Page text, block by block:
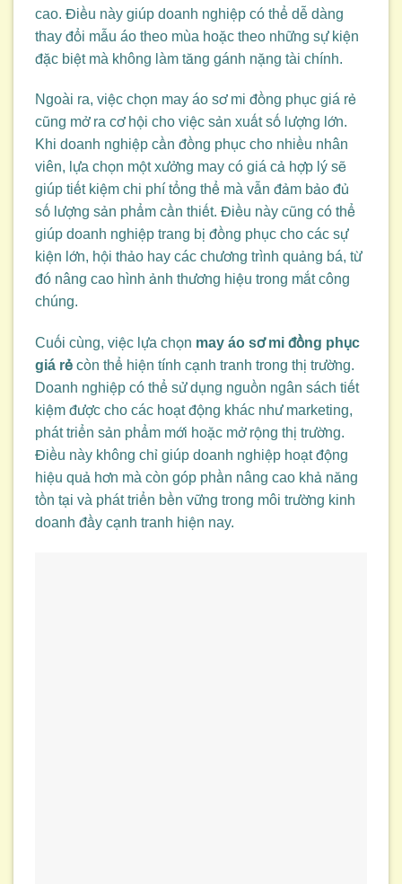
cao. Điều này giúp doanh nghiệp có thể dễ dàng
thay đổi mẫu áo theo mùa hoặc theo những sự kiện
đặc biệt mà không làm tăng gánh nặng tài chính.
Ngoài ra, việc chọn may áo sơ mi đồng phục giá rẻ
cũng mở ra cơ hội cho việc sản xuất số lượng lớn.
Khi doanh nghiệp cần đồng phục cho nhiều nhân
viên, lựa chọn một xưởng may có giá cả hợp lý sẽ
giúp tiết kiệm chi phí tổng thể mà vẫn đảm bảo đủ
số lượng sản phẩm cần thiết. Điều này cũng có thể
giúp doanh nghiệp trang bị đồng phục cho các sự
kiện lớn, hội thảo hay các chương trình quảng bá, từ
đó nâng cao hình ảnh thương hiệu trong mắt công
chúng.
Cuối cùng, việc lựa chọn may áo sơ mi đồng phục
giá rẻ còn thể hiện tính cạnh tranh trong thị trường.
Doanh nghiệp có thể sử dụng nguồn ngân sách tiết
kiệm được cho các hoạt động khác như marketing,
phát triển sản phẩm mới hoặc mở rộng thị trường.
Điều này không chỉ giúp doanh nghiệp hoạt động
hiệu quả hơn mà còn góp phần nâng cao khả năng
tồn tại và phát triển bền vững trong môi trường kinh
doanh đầy cạnh tranh hiện nay.